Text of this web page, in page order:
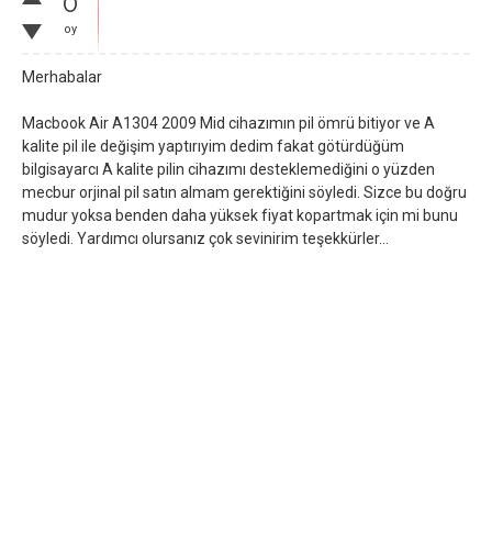
oy
Merhabalar
Macbook Air A1304 2009 Mid cihazımın pil ömrü bitiyor ve A
kalite pil ile değişim yaptırıyim dedim fakat götürdüğüm
bilgisayarcı A kalite pilin cihazımı desteklemediğini o yüzden
mecbur orjinal pil satın almam gerektiğini söyledi. Sizce bu doğru
mudur yoksa benden daha yüksek fiyat kopartmak için mi bunu
söyledi. Yardımcı olursanız çok sevinirim teşekkürler...